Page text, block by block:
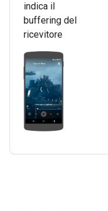
indica il
buffering del
ricevitore